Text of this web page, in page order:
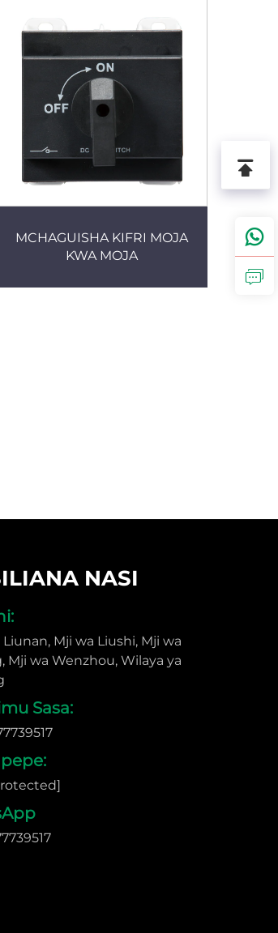
MCHAGUISHA KIFRI MOJA
KWA MOJA
NASI
Liunan, Mji wa Liushi, Mji wa
Mji wa Wenzhou, Wilaya ya
Sasa: